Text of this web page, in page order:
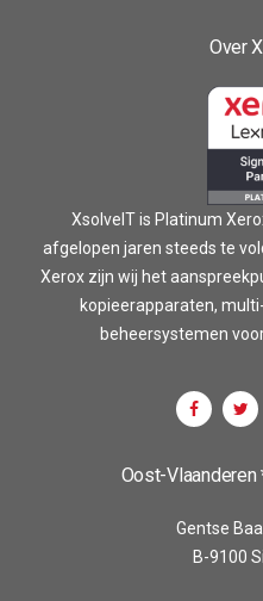
Over
XsolveIT is Platinum
afgelopen jaren steeds te
Xerox zijn wij het
kopieerapparaten,
beheersystemen
Oost-
Gentse
B-9100